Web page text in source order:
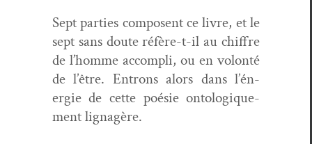
Sept par­ties com­posent ce livre, et le
sept sans doute réfère-t-il au chiffre
de l’homme accom­pli, ou en volon­té
de l’être. Entrons alors dans l’én­
ergie de cette poésie ontologique­
ment lignagère.